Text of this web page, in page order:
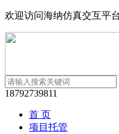
欢迎访问海纳仿真交互平台
18792739811
首 页
项目托管